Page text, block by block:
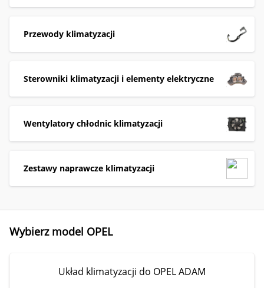
Przewody klimatyzacji
Sterowniki klimatyzacji i elementy elektryczne
Wentylatory chłodnic klimatyzacji
Zestawy naprawcze klimatyzacji
Wybierz model OPEL
Układ klimatyzacji do OPEL ADAM